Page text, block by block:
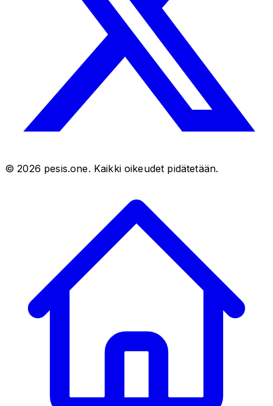
©2026 pesis.one. Kaikki oikeudet pidätetään.